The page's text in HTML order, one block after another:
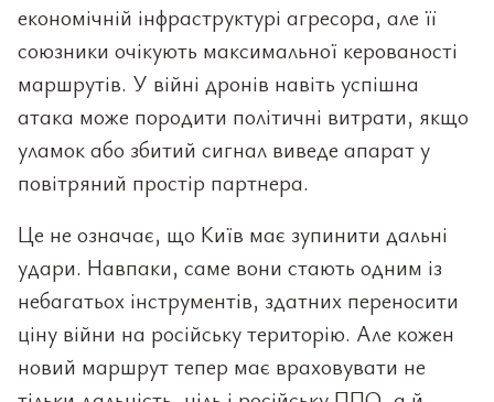
економічній інфраструктурі агресора, але її
союзники очікують максимальної керованості
маршрутів. У війні дронів навіть успішна
атака може породити політичні витрати, якщо
уламок або збитий сигнал виведе апарат у
повітряний простір партнера.
Це не означає, що Київ має зупинити дальні
удари. Навпаки, саме вони стають одним із
небагатьох інструментів, здатних переносити
ціну війни на російську територію. Але кожен
новий маршрут тепер має враховувати не